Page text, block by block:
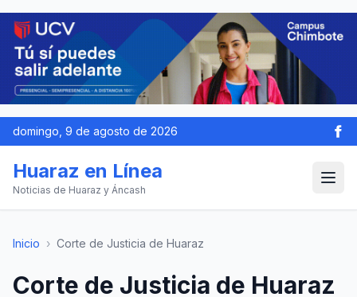
domingo, 9 de agosto de 2026
Huaraz en Línea
Noticias de Huaraz y Áncash
Inicio › Corte de Justicia de Huaraz
Corte de Justicia de Huaraz